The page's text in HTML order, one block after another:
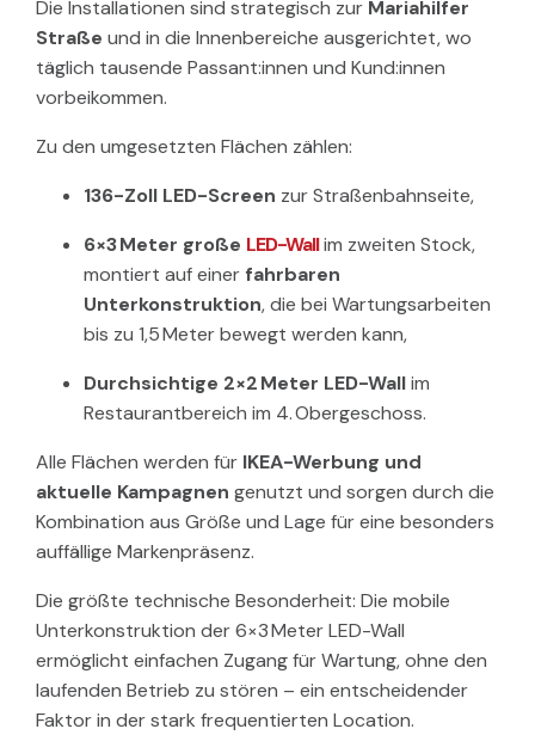
Die Installationen sind strategisch zur Mariahilfer
Straße und in die Innenbereiche ausgerichtet, wo
täglich tausende Passant:innen und Kund:innen
vorbeikommen.
Zu den umgesetzten Flächen zählen:
136-Zoll LED-Screen zur Straßenbahnseite,
6×3 Meter große LED-Wallim zweiten Stock,
montiert auf einer fahrbaren
Unterkonstruktion, die bei Wartungsarbeiten
bis zu 1,5 Meter bewegt werden kann,
Durchsichtige 2×2 Meter LED-Wallim
Restaurantbereich im 4. Obergeschoss.
Alle Flächen werden für IKEA-Werbung und
aktuelle Kampagnen genutzt und sorgen durch die
Kombination aus Größe und Lage für eine besonders
auffällige Markenpräsenz.
Die größte technische Besonderheit: Die mobile
Unterkonstruktion der 6×3 Meter LED-Wall
ermöglicht einfachen Zugang für Wartung, ohne den
laufenden Betrieb zu stören – ein entscheidender
Faktor in der stark frequentierten Location.